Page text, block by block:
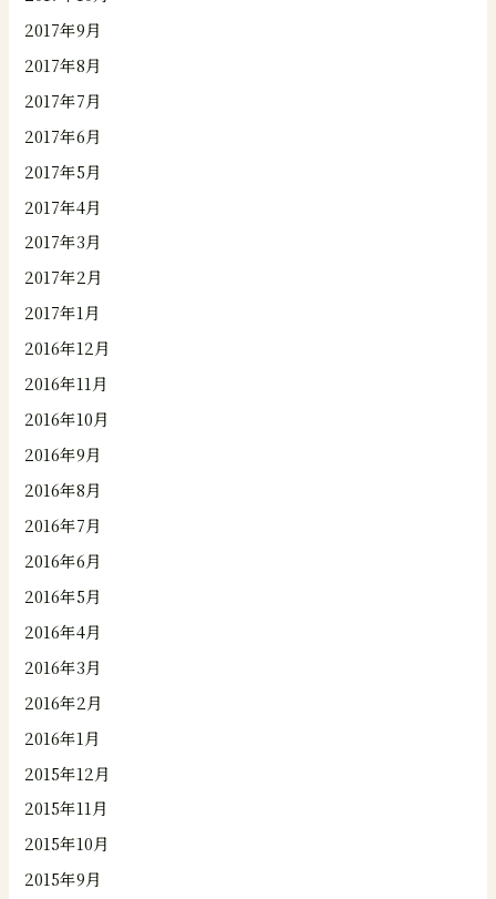
2017年9月
2017年8月
2017年7月
2017年6月
2017年5月
2017年4月
2017年3月
2017年2月
2017年1月
2016年12月
2016年11月
2016年10月
2016年9月
2016年8月
2016年7月
2016年6月
2016年5月
2016年4月
2016年3月
2016年2月
2016年1月
2015年12月
2015年11月
2015年10月
2015年9月